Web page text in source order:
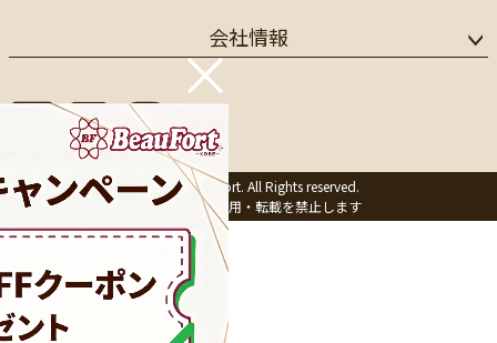
会社情報
©1997 BeauFort. All Rights reserved.
※画像の無断利用・転載を禁止します
×